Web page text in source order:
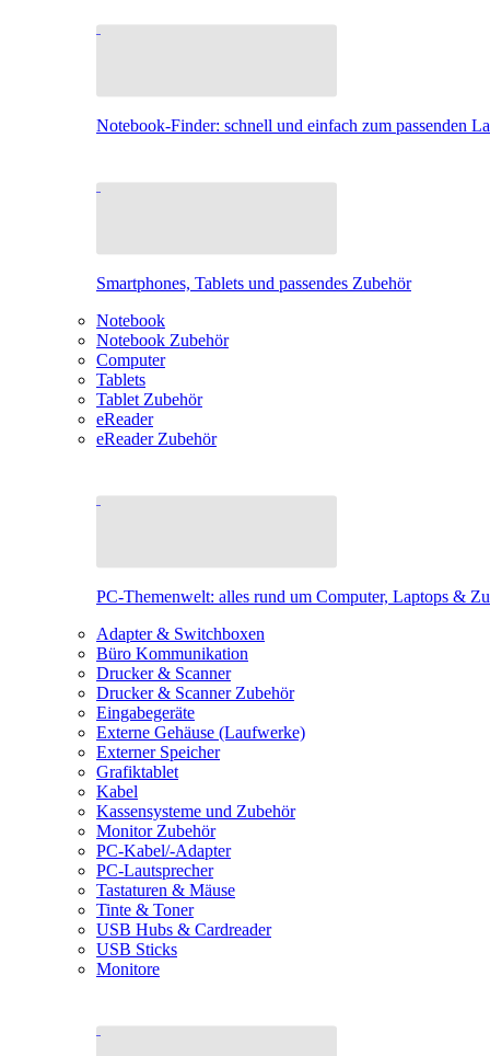
Notebook-Finder: schnell und einfach zum passenden
Smartphones, Tablets und passendes Zubehör
Notebook
Notebook Zubehör
Computer
Tablets
Tablet Zubehör
eReader
eReader Zubehör
PC-Themenwelt: alles rund um Computer, Laptops &
Adapter & Switchboxen
Büro Kommunikation
Drucker & Scanner
Drucker & Scanner Zubehör
Eingabegeräte
Externe Gehäuse (Laufwerke)
Externer Speicher
Grafiktablet
Kabel
Kassensysteme und Zubehör
Monitor Zubehör
PC-Kabel/-Adapter
PC-Lautsprecher
Tastaturen & Mäuse
Tinte & Toner
USB Hubs & Cardreader
USB Sticks
Monitore